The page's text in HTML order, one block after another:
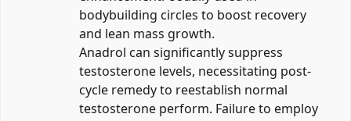
bodybuilding circles to boost recovery
and lean mass growth.
Anadrol can significantly suppress
testosterone levels, necessitating post-
cycle remedy to reestablish normal
testosterone perform. Failure to employ